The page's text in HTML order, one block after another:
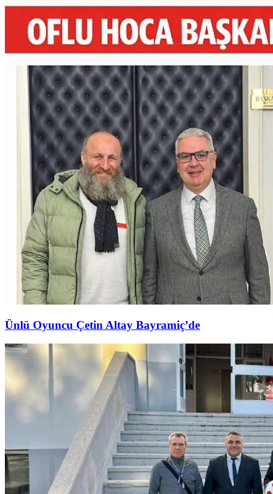
Ünlü Oyuncu Çetin Altay Bayramiç’de